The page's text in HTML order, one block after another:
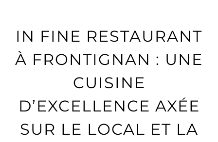
IN FINE RESTAURANT
À FRONTIGNAN : UNE
CUISINE
D’EXCELLENCE AXÉE
SUR LE LOCAL ET LA